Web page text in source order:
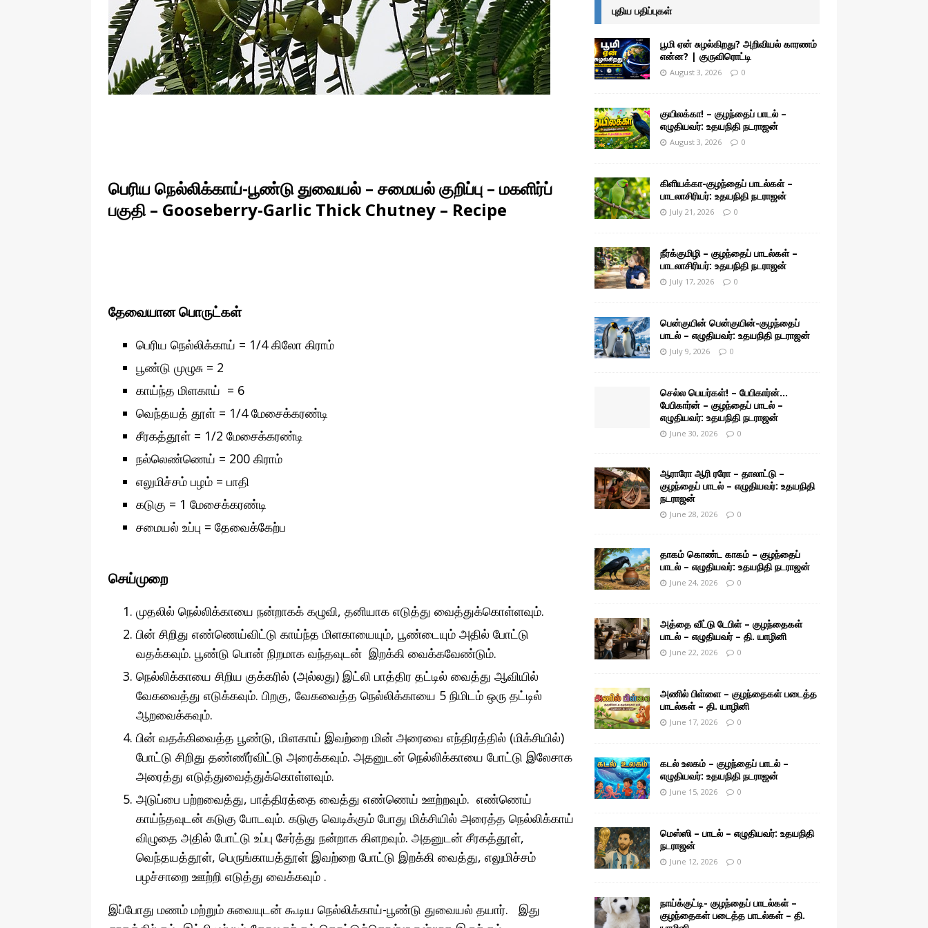
பெரிய நெல்லிக்காய்-பூண்டு துவையல் – சமையல் குறிப்பு – மகளிர்ப்
பகுதி – Gooseberry-Garlic Thick Chutney – Recipe
தேவையான பொருட்கள்
பெரிய நெல்லிக்காய் = 1/4 கிலோ கிராம்
பூண்டு முழுசு = 2
காய்ந்த மிளகாய் = 6
வெந்தயத் தூள் = 1/4 மேசைக்கரண்டி
சீரகத்தூள் = 1/2 மேசைக்கரண்டி
நல்லெண்ணெய் = 200 கிராம்
எலுமிச்சம் பழம் = பாதி
கடுகு = 1 மேசைக்கரண்டி
சமையல் உப்பு = தேவைக்கேற்ப
செய்முறை
முதலில் நெல்லிக்காயை நன்றாகக் கழுவி, தனியாக எடுத்து வைத்துக்கொள்ளவும்.
பின் சிறிது எண்ணெய்விட்டு காய்ந்த மிளகாயையும், பூண்டையும் அதில் போட்டு
வதக்கவும். பூண்டு பொன் நிறமாக வந்தவுடன் இறக்கி வைக்கவேண்டும்.
நெல்லிக்காயை சிறிய குக்கரில் (அல்லது) இட்லி பாத்திர தட்டில் வைத்து ஆவியில்
வேகவைத்து எடுக்கவும். பிறகு, வேகவைத்த நெல்லிக்காயை 5 நிமிடம் ஒரு தட்டில்
ஆறவைக்கவும்.
பின் வதக்கிவைத்த பூண்டு, மிளகாய் இவற்றை மின் அரைவை எந்திரத்தில் (மிக்சியில்)
போட்டு சிறிது தண்ணீர்விட்டு அரைக்கவும். அதனுடன் நெல்லிக்காயை போட்டு இலேசாக
அரைத்து எடுத்துவைத்துக்கொள்ளவும்.
அடுப்பை பற்றவைத்து, பாத்திரத்தை வைத்து எண்ணெய் ஊற்றவும். எண்ணெய்
காய்ந்தவுடன் கடுகு போடவும். கடுகு வெடிக்கும் போது மிக்சியில் அரைத்த நெல்லிக்காய்
விழுதை அதில் போட்டு உப்பு சேர்த்து நன்றாக கிளறவும். அதனுடன் சீரகத்தூள்,
வெந்தயத்தூள், பெருங்காயத்தூள் இவற்றை போட்டு இறக்கி வைத்து, எலுமிச்சம்
பழச்சாறை ஊற்றி எடுத்து வைக்கவும் .
இப்போது மணம் மற்றும் சுவையுடன் கூடிய நெல்லிக்காய்-பூண்டு துவையல் தயார். இது
புதிய பதிப்புகள்
பூமி ஏன் சுழல்கிறது? அறிவியல் காரணம்
என்ன? | குருவிரொட்டி
August 3, 2026 0
குயிலக்கா! – குழந்தைப் பாடல் –
எழுதியவர்: உதயநிதி நடராஜன்
August 3, 2026 0
கிளியக்கா-குழந்தைப் பாடல்கள் –
பாடலாசிரியர்: உதயநிதி நடராஜன்
July 21, 2026 0
நீர்க்குமிழி – குழந்தைப் பாடல்கள் –
பாடலாசிரியர்: உதயநிதி நடராஜன்
July 17, 2026 0
பென்குயின் பென்குயின்-குழந்தைப்
பாடல் – எழுதியவர்: உதயநிதி நடராஜன்
July 9, 2026 0
செல்ல பெயர்கள்! – பேபிகார்ன்…
பேபிகார்ன் – குழந்தைப் பாடல் –
எழுதியவர்: உதயநிதி நடராஜன்
June 30, 2026 0
ஆராரோ ஆரி ரரோ – தாலாட்டு –
குழந்தைப் பாடல் – எழுதியவர்: உதயநிதி
நடராஜன்
June 28, 2026 0
தாகம் கொண்ட காகம் – குழந்தைப்
பாடல் – எழுதியவர்: உதயநிதி நடராஜன்
June 24, 2026 0
அத்தை வீட்டு டேபிள் – குழந்தைகள்
பாடல் – எழுதியவர் – தி. யாழினி
June 22, 2026 0
அணில் பிள்ளை – குழந்தைகள் படைத்த
பாடல்கள் – தி. யாழினி
June 17, 2026 0
கடல் உலகம் – குழந்தைப் பாடல் –
எழுதியவர்: உதயநிதி நடராஜன்
June 15, 2026 0
மெஸ்ஸி – பாடல் – எழுதியவர்: உதயநிதி
நடராஜன்
June 12, 2026 0
நாய்க்குட்டி- குழந்தைப் பாடல்கள் –
குழந்தைகள் படைத்த பாடல்கள் – தி.